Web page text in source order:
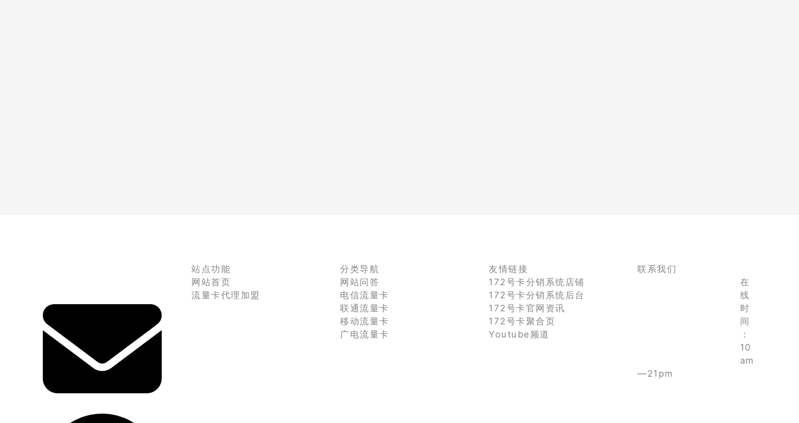
站点功能
网站首页
流量卡代理加盟
分类导航
网站问答
电信流量卡
联通流量卡
移动流量卡
广电流量卡
友情链接
172号卡分销系统店铺
172号卡分销系统后台
172号卡官网资讯
172号卡聚合页
Youtube频道
联系我们
在
线
时
间
：
10
am
—21pm